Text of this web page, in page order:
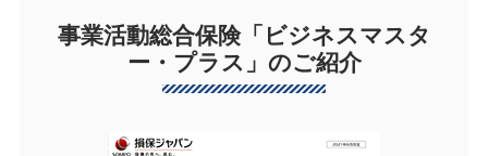
事業活動総合保険「ビジネスマスタ
ー・プラス」のご紹介